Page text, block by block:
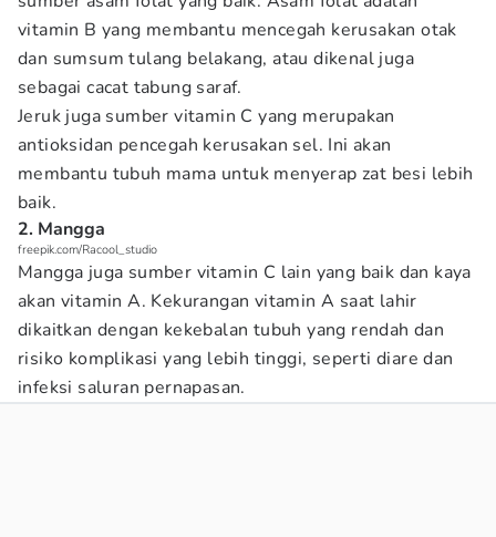
vitamin B yang membantu mencegah kerusakan otak
dan sumsum tulang belakang, atau dikenal juga
sebagai cacat tabung saraf.
Jeruk juga sumber vitamin C yang merupakan
antioksidan pencegah kerusakan sel. Ini akan
membantu tubuh mama untuk menyerap zat besi lebih
baik.
2. Mangga
freepik.com/Racool_studio
Mangga juga sumber vitamin C lain yang baik dan kaya
akan vitamin A. Kekurangan vitamin A saat lahir
dikaitkan dengan kekebalan tubuh yang rendah dan
risiko komplikasi yang lebih tinggi, seperti diare dan
infeksi saluran pernapasan.